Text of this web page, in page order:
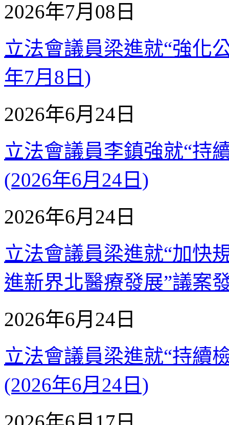
2026年7月08日
立法會議員梁進就“強化
年7月8日)
2026年6月24日
立法會議員李鎮強就“持
(2026年6月24日)
2026年6月24日
立法會議員梁進就“加快
進新界北醫療發展”議案
2026年6月24日
立法會議員梁進就“持續
(2026年6月24日)